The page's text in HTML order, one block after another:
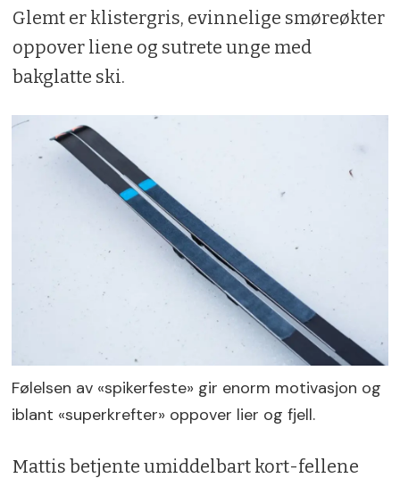
Glemt er klistergris, evinnelige smøreøkter
oppover liene og sutrete unge med
bakglatte ski.
Følelsen av «spikerfeste» gir enorm motivasjon og
iblant «superkrefter» oppover lier og fjell.
Mattis betjente umiddelbart kort-fellene